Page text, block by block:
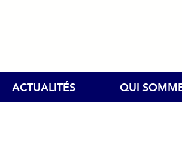
ACTUALITÉS QUI